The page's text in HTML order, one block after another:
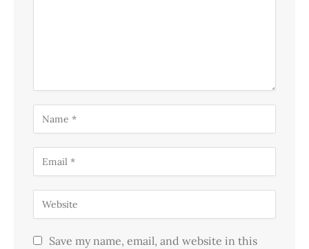
Save my name, email, and website in this